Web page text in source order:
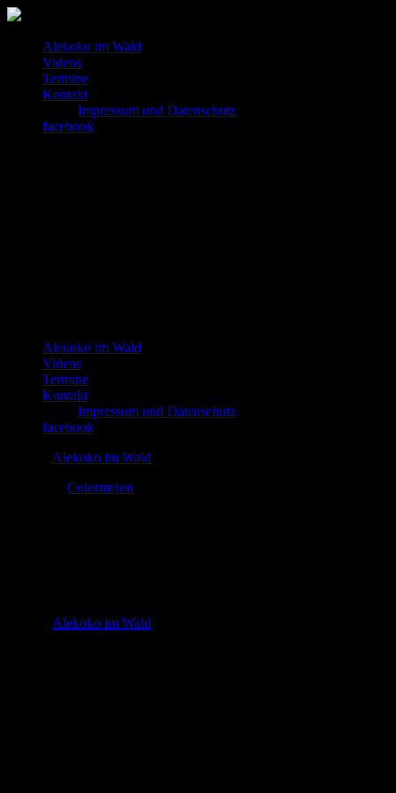
Alekoko im Wald
Videos
Termine
Kontakt
Impressum und Datenschutz
facebook
Alekoko im Wald
Videos
Termine
Kontakt
Impressum und Datenschutz
facebook
Alekoko im Wald
Colormelon
Alekoko im Wald